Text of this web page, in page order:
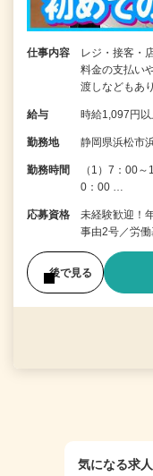
仕事内容
レジ・接客・
料金の支払い
渡しなどもあ
給与 時給1,097円以
勤務地 静岡県浜松市
勤務時間
（1）7：00
0：00 …
応募資格
未経験歓迎
事由2号／労
後で見る
気になる求